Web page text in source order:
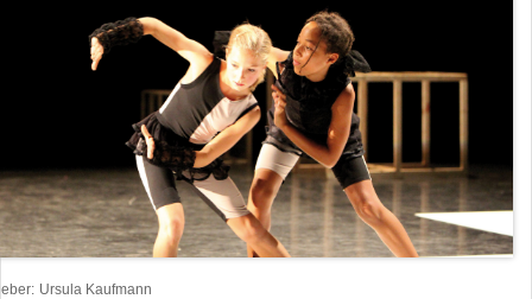
Ursula Kaufmann